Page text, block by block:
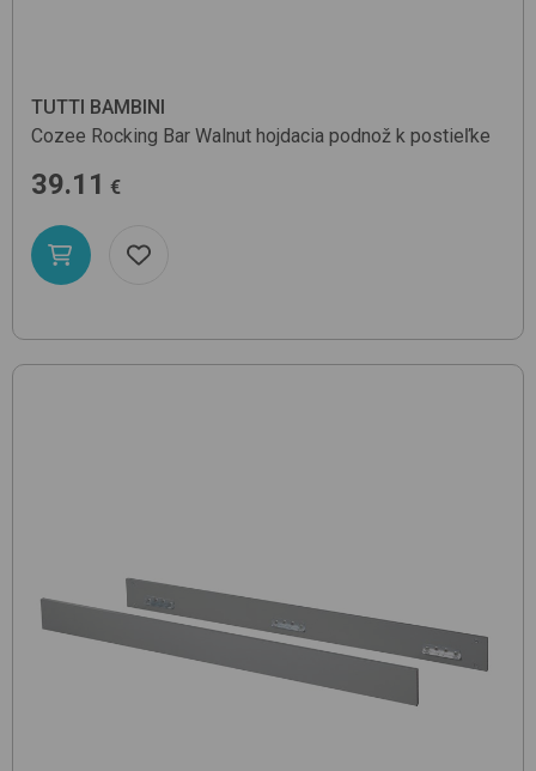
TUTTI BAMBINI
Cozee Rocking Bar Walnut hojdacia podnož k postieľke
39.11 €